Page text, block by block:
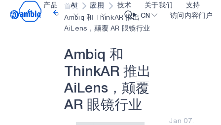
产品 AI 应用
医疗健康
工业边缘
智能遥控器
智能家居和楼宇
技术
blueSPOT
graphiqSPOT
neuralSPOT
secureSPOT
关于我们
职业生涯
让我们共创未来
活动
投资者关系
支持
资源
CN 访问内容门户
首页
新闻
Ambiq 和 ThinkAR 推出
AiLens，颠覆 AR 眼镜行业
Am biq 和
hin kA R 推出
Ai Lens ，颠覆
A R 眼镜行业
Jan 07.
Video title
OK